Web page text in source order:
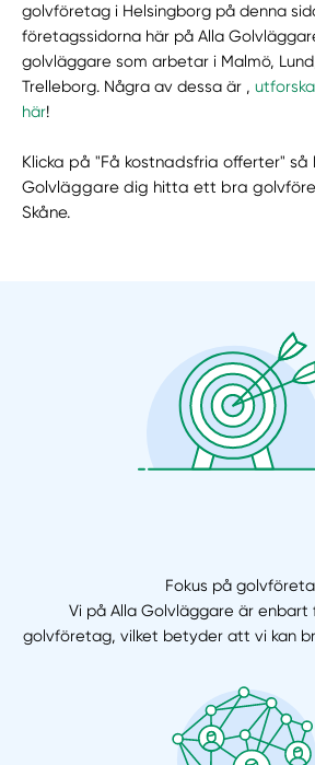
golvföretag i Helsingborg på denna
företagssidorna här på Alla
golvläggare som arbetar i Malmö,
Trelleborg. Några av dessa är ,
här!
Klicka på "Få kostnadsfria offerter"
Golvläggare dig hitta ett bra
Skåne.
Fokus på
Vi på Alla Golvläggare är enbart
golvföretag, vilket betyder att vi kan